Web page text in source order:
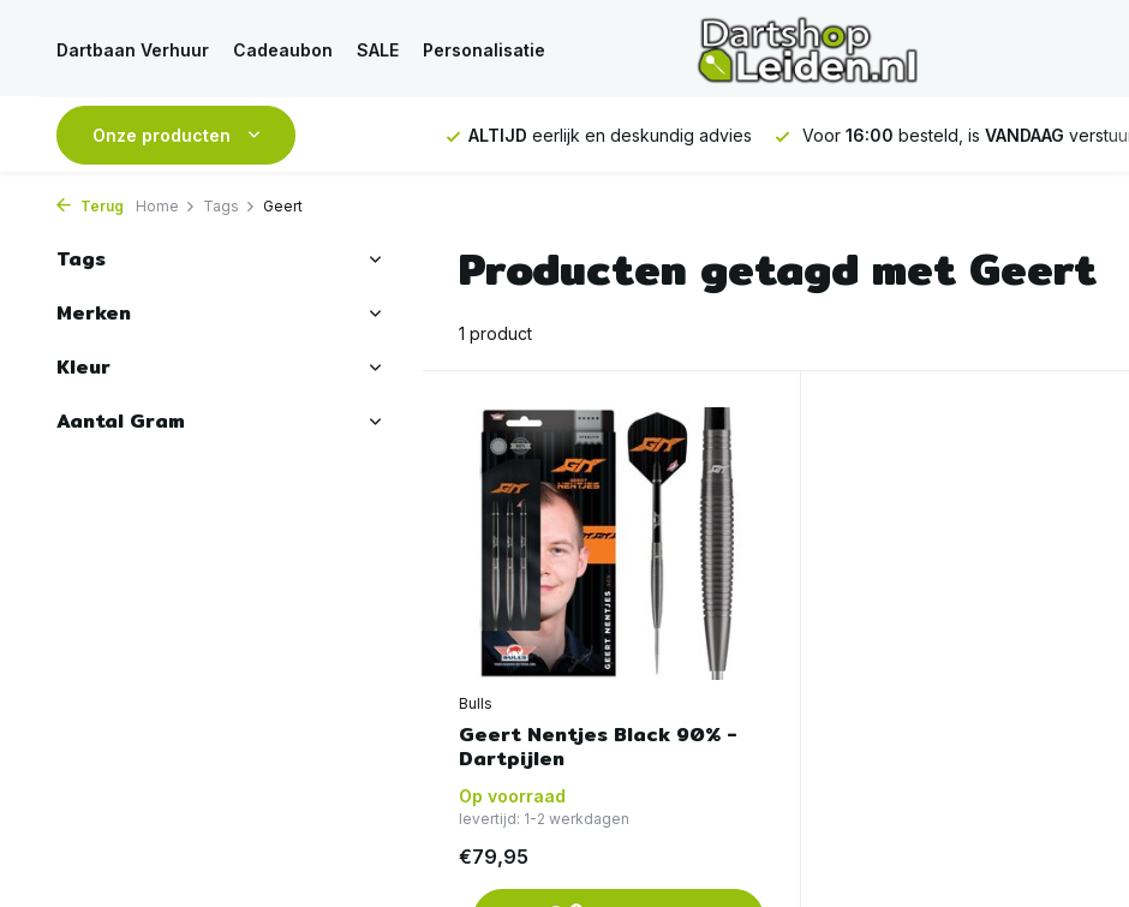
Dartbaan Verhuur Cadeaubon SALE Personalisatie
Onze producten
verstuurd GRATIS verzending vanaf 50€ ALTIJD eerlijk en deskundig advies Voor 16:00 besteld, is VANDAAG
Terug Home Tags Geert
Tags
Merken
Kleur
Aantal Gram
Producten getagd met Geert
1 product
Bulls
Geert Nentjes Black 90% -
Dartpijlen
Op voorraad
levertijd: 1-2 werkdagen
€79,95